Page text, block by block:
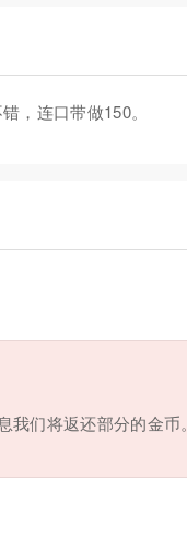
，连口带做150。
们将返还部分的金币。